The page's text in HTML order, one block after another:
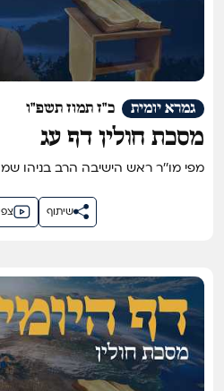
כ"ז תמוז תשפ"ו גמרא יומית
מסכת חולין דף עג
מפי מו''ר ראש הישיבה הרב בניהו שמואלי שליט''א
שיתוף